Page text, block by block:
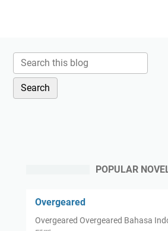
POPULAR
Overgeared
Overgeared Overgeared Bahasa